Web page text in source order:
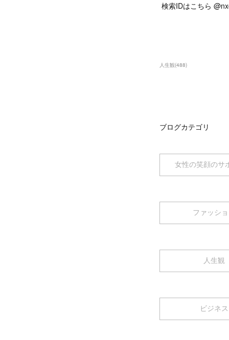
検索IDはこちら
人生観(488)
ブログカテゴリ
女性の笑顔のサ
ファッシ
人生観
ビジネス